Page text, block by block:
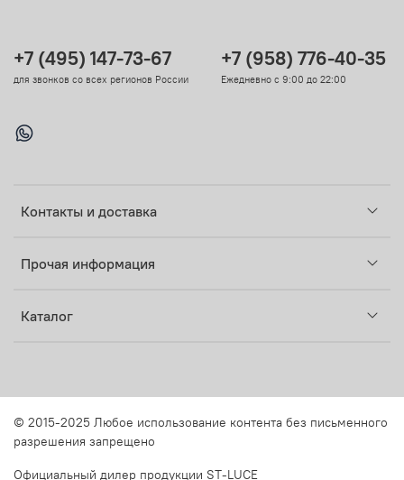
Контакты и доставка
Прочая информация
Каталог
+7 (495) 147-73-67
для звонков со всех регионов России
+7 (958) 776-40-35
Ежедневно с 9:00 до 22:00
© 2015-2025 Любое использование контента без письменного
разрешения запрещено
Официальный дилер продукции ST-LUCE